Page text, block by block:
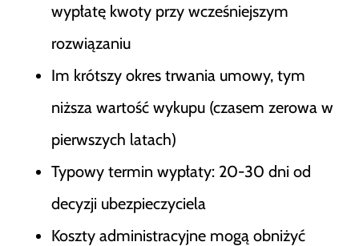
wypłatę kwoty przy wcześniejszym
rozwiązaniu
Im krótszy okres trwania umowy, tym
niższa wartość wykupu (czasem zerowa w
pierwszych latach)
Typowy termin wypłaty: 20-30 dni od
decyzji ubezpieczyciela
Koszty administracyjne mogą obniżyć